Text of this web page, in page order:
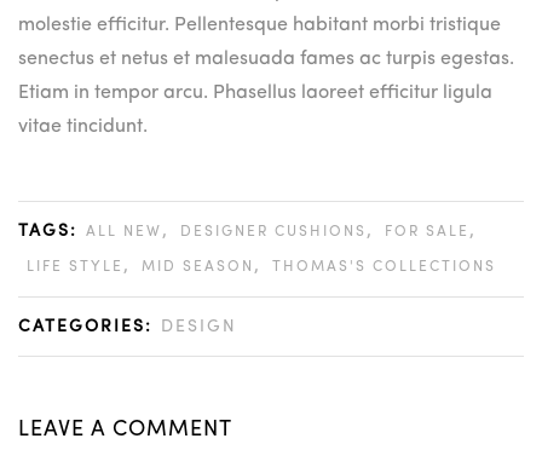
molestie efficitur. Pellentesque habitant morbi tristique
senectus et netus et malesuada fames ac turpis egestas.
Etiam in tempor arcu. Phasellus laoreet efficitur ligula
vitae tincidunt.
TAGS: ALL NEW , DESIGNER CUSHIONS , FOR SALE ,
LIFE STYLE , MID SEASON , THOMAS'S COLLECTIONS
CATEGORIES: DESIGN
LEAVE A COMMENT